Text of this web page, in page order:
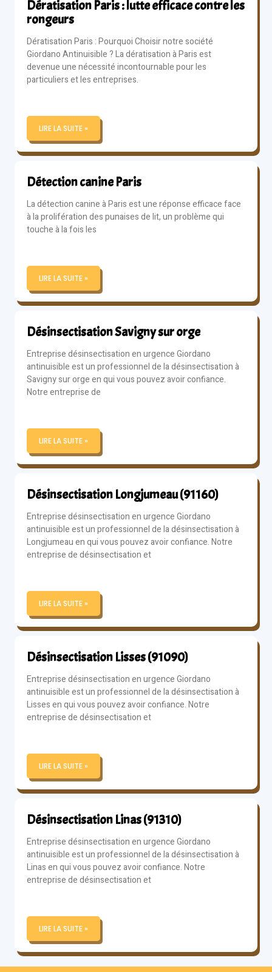
Dératisation Paris : lutte efficace contre les
rongeurs
Dératisation Paris : Pourquoi Choisir notre société
Giordano Antinuisible ? La dératisation à Paris est
devenue une nécessité incontournable pour les
particuliers et les entreprises.
LIRE LA SUITE »
Détection canine Paris
La détection canine à Paris est une réponse efficace face
à la prolifération des punaises de lit, un problème qui
touche à la fois les
LIRE LA SUITE »
Désinsectisation Savigny sur orge
Entreprise désinsectisation en urgence Giordano
antinuisible est un professionnel de la désinsectisation à
Savigny sur orge en qui vous pouvez avoir confiance.
Notre entreprise de
LIRE LA SUITE »
Désinsectisation Longjumeau (91160)
Entreprise désinsectisation en urgence Giordano
antinuisible est un professionnel de la désinsectisation à
Longjumeau en qui vous pouvez avoir confiance. Notre
entreprise de désinsectisation et
LIRE LA SUITE »
Désinsectisation Lisses (91090)
Entreprise désinsectisation en urgence Giordano
antinuisible est un professionnel de la désinsectisation à
Lisses en qui vous pouvez avoir confiance. Notre
entreprise de désinsectisation et
LIRE LA SUITE »
Désinsectisation Linas (91310)
Entreprise désinsectisation en urgence Giordano
antinuisible est un professionnel de la désinsectisation à
Linas en qui vous pouvez avoir confiance. Notre
entreprise de désinsectisation et
LIRE LA SUITE »